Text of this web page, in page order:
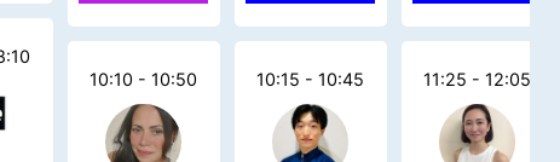
10:10 - 10:50 10:15 - 10:45 11:25 - 12:05